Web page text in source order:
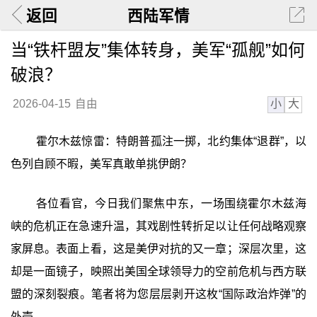
返回 西陆军情
当“铁杆盟友”集体转身，美军“孤舰”如何
破浪？
2026-04-15 自由 小 大
霍尔木兹惊雷：特朗普孤注一掷，北约集体“退群”，以
色列自顾不暇，美军真敢单挑伊朗？
各位看官，今日我们聚焦中东，一场围绕霍尔木兹海
峡的危机正在急速升温，其戏剧性转折足以让任何战略观察
家屏息。表面上看，这是美伊对抗的又一章；深层次里，这
却是一面镜子，映照出美国全球领导力的空前危机与西方联
盟的深刻裂痕。笔者将为您层层剥开这枚“国际政治炸弹”的